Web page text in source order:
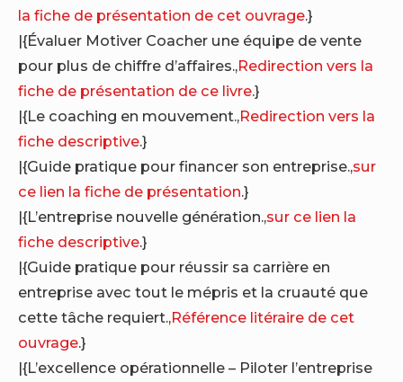
la fiche de présentation de cet ouvrage.}
|{Évaluer Motiver Coacher une équipe de vente
pour plus de chiffre d’affaires.,Redirection vers la
fiche de présentation de ce livre.}
|{Le coaching en mouvement.,Redirection vers la
fiche descriptive.}
|{Guide pratique pour financer son entreprise.,sur
ce lien la fiche de présentation.}
|{L’entreprise nouvelle génération.,sur ce lien la
fiche descriptive.}
|{Guide pratique pour réussir sa carrière en
entreprise avec tout le mépris et la cruauté que
cette tâche requiert.,Référence litéraire de cet
ouvrage.}
|{L’excellence opérationnelle – Piloter l’entreprise